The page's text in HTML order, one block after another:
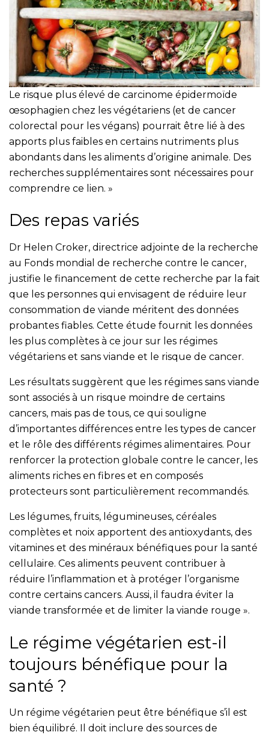
Le risque plus élevé de carcinome épidermoïde
œsophagien chez les végétariens (et de cancer
colorectal pour les végans) pourrait être lié à des
apports plus faibles en certains nutriments plus
abondants dans les aliments d’origine animale. Des
recherches supplémentaires sont nécessaires pour
comprendre ce lien. »
Des repas variés
Dr Helen Croker, directrice adjointe de la recherche
au Fonds mondial de recherche contre le cancer,
justifie le financement de cette recherche par la fait
que les personnes qui envisagent de réduire leur
consommation de viande méritent des données
probantes fiables. Cette étude fournit les données
les plus complètes à ce jour sur les régimes
végétariens et sans viande et le risque de cancer.
Les résultats suggèrent que les régimes sans viande
sont associés à un risque moindre de certains
cancers, mais pas de tous, ce qui souligne
d’importantes différences entre les types de cancer
et le rôle des différents régimes alimentaires. Pour
renforcer la protection globale contre le cancer, les
aliments riches en fibres et en composés
protecteurs sont particulièrement recommandés.
Les légumes, fruits, légumineuses, céréales
complètes et noix apportent des antioxydants, des
vitamines et des minéraux bénéfiques pour la santé
cellulaire. Ces aliments peuvent contribuer à
réduire l’inflammation et à protéger l’organisme
contre certains cancers. Aussi, il faudra éviter la
viande transformée et de limiter la viande rouge ».
Le régime végétarien est-il
toujours bénéfique pour la
santé ?
Un régime végétarien peut être bénéfique s’il est
bien équilibré. Il doit inclure des sources de